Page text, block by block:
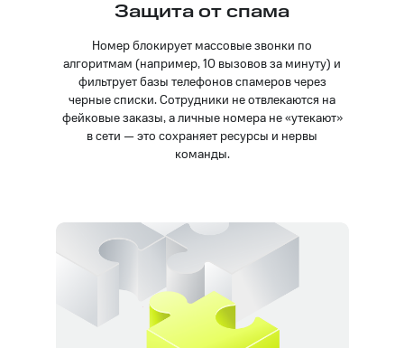
Защита от спама
Номер блокирует массовые звонки по
алгоритмам (например, 10 вызовов за минуту) и
фильтрует базы телефонов спамеров через
черные списки. Сотрудники не отвлекаются на
фейковые заказы, а личные номера не «утекают»
в сети — это сохраняет ресурсы и нервы
команды.